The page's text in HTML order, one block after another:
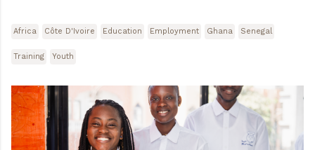
Africa Côte D'Ivoire Education Employment Ghana Senegal
Training Youth